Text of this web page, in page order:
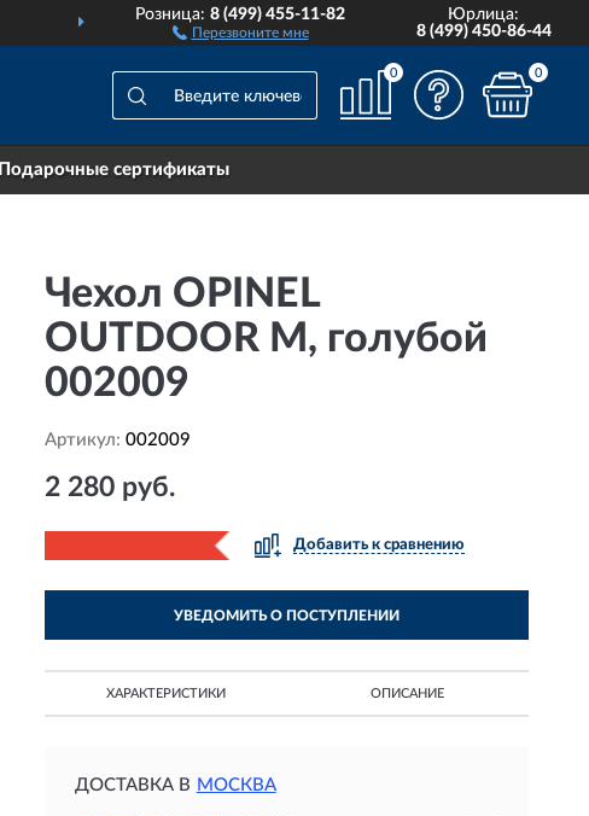
ПО ВСЕЙ РОССИИ
Розница:8 (499) 455-11-82
Перезвоните мне
Юрлица:
8 (499) 450-86-44
0 0
Подарочные сертификаты
Чехол OPINEL
OUTDOOR M, голубой
002009
Артикул: 002009
2 280 руб.
Добавить к сравнению
УВЕДОМИТЬ О ПОСТУПЛЕНИИ
ХАРАКТЕРИСТИКИ ОПИСАНИЕ
ДОСТАВКА В МОСКВА